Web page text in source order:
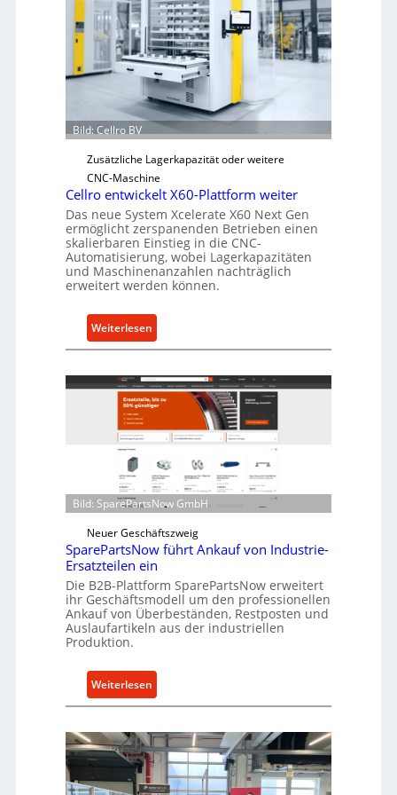
s
c
h
e
r
Ü
b
l
s
t
s
c
u
t
f
ü
r
i
d
i
r
t
e
A
n
t
i
e
b
e
Bild: Cellro BV
Zusätzliche Lagerkapazität oder weitere
CNC-Maschine
Cellro entwickelt X60-Plattform weiter
Das neue System Xcelerate X60 Next Gen
ermöglicht zerspanenden Betrieben einen
skalierbaren Einstieg in die CNC-
Automatisierung, wobei Lagerkapazitäten
und Maschinenanzahlen nachträglich
erweitert werden können.
Weiterlesen:
C
l
l
n
t
w
i
c
k
e
l
t
0
-
l
a
Bild: SparePartsNow GmbH
Neuer Geschäftszweig
SparePartsNow führt Ankauf von Industrie-
Ersatzteilen ein
Die B2B-Plattform SparePartsNow erweitert
ihr Geschäftsmodell um den professionellen
Ankauf von Überbeständen, Restposten und
Auslaufartikeln aus der industriellen
Produktion.
Weiterlesen:
S
a
r
e